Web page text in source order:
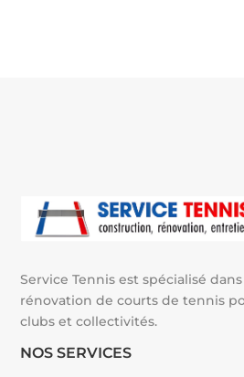
Service Tennis est spécialisé
rénovation de courts de tennis
clubs et collectivités.
NOS SERVICES